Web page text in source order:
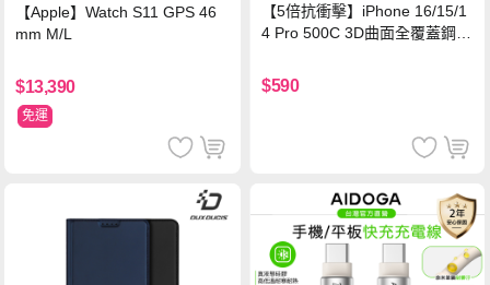
【Apple】Watch S11 GPS 46
mm M/L
$13,390
免運
【5倍抗衝擊】iPhone 16/15/1
4 Pro 500C 3D曲面全覆蓋鋼化
保護貼
$590